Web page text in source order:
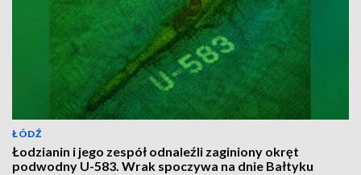
ŁÓDŹ
Łodzianin i jego zespół odnaleźli zaginiony okręt
podwodny U-583. Wrak spoczywa na dnie Bałtyku